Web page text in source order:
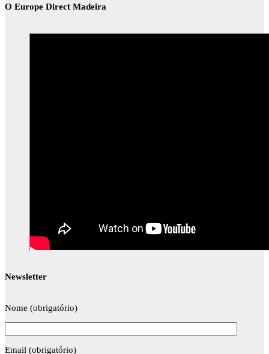
O Europe Direct Madeira
Newsletter
Nome (obrigatório)
Email (obrigatório)